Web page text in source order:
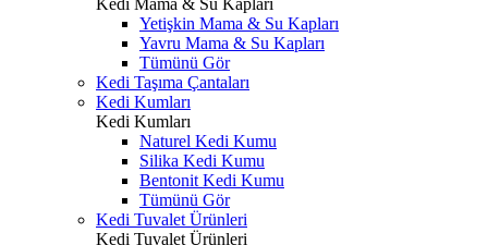
Kedi Mama & Su Kapları
Yetişkin Mama & Su Kapları
Yavru Mama & Su Kapları
Tümünü Gör
Kedi Taşıma Çantaları
Kedi Kumları
Kedi Kumları
Naturel Kedi Kumu
Silika Kedi Kumu
Bentonit Kedi Kumu
Tümünü Gör
Kedi Tuvalet Ürünleri
Kedi Tuvalet Ürünleri